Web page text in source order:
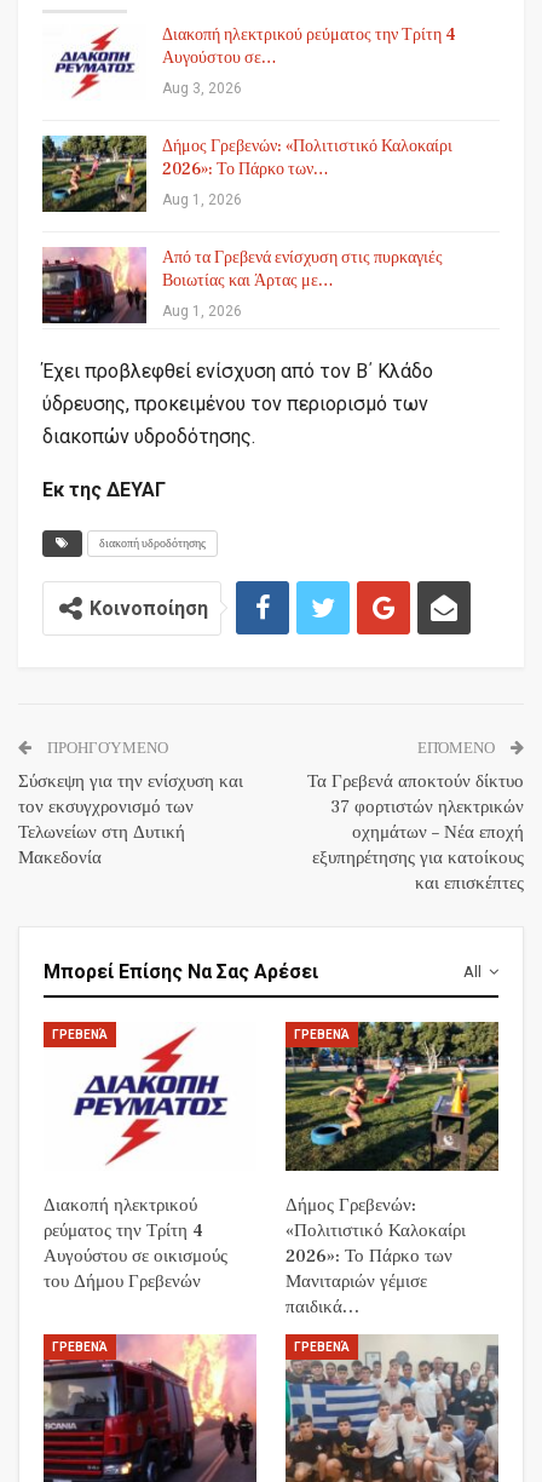
Διακοπή ηλεκτρικού ρεύματος την Τρίτη 4
Αυγούστου σε…
Aug 3, 2026
Δήμος Γρεβενών: «Πολιτιστικό Καλοκαίρι
2026»: Το Πάρκο των…
Aug 1, 2026
Από τα Γρεβενά ενίσχυση στις πυρκαγιές
Βοιωτίας και Άρτας με…
Aug 1, 2026
Έχει προβλεφθεί ενίσχυση από τον Β΄ Κλάδο
ύδρευσης, προκειμένου τον περιορισμό των
διακοπών υδροδότησης.
Εκ της ΔΕΥΑΓ
διακοπή υδροδότησης
Κοινοποίηση
ΠΡΟΗΓΟΎΜΕΝΟ
Σύσκεψη για την ενίσχυση και
τον εκσυγχρονισμό των
Τελωνείων στη Δυτική
Μακεδονία
ΕΠΌΜΕΝΟ
Τα Γρεβενά αποκτούν δίκτυο
37 φορτιστών ηλεκτρικών
οχημάτων – Νέα εποχή
εξυπηρέτησης για κατοίκους
και επισκέπτες
All
Μπορεί Επίσης Να Σας Αρέσει
ΓΡΕΒΕΝΆ
Διακοπή ηλεκτρικού
ρεύματος την Τρίτη 4
Αυγούστου σε οικισμούς
του Δήμου Γρεβενών
ΓΡΕΒΕΝΆ
Δήμος Γρεβενών:
«Πολιτιστικό Καλοκαίρι
2026»: Το Πάρκο των
Μανιταριών γέμισε
παιδικά…
ΓΡΕΒΕΝΆ ΓΡΕΒΕΝΆ